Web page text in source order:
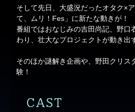
そして先日、大盛況だったオタク×
て、ムリ！Fes」に新たな動きが！
番組ではおなじみの吉田尚記、野口
わり、壮大なプロジェクトが動き出
そのほか謎解き企画や、野田クリス
験！
CAST